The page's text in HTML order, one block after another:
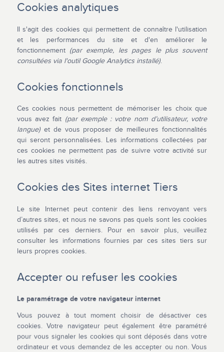
Cookies analytiques
Il s'agit des cookies qui permettent de connaître l'utilisation
et les performances du site et d'en améliorer le
fonctionnement (par exemple, les pages le plus souvent
consultées via l'outil Google Analytics installé).
Cookies fonctionnels
Ces cookies nous permettent de mémoriser les choix que
vous avez fait (par exemple : votre nom d’utilisateur, votre
langue)et de vous proposer de meilleures fonctionnalités
qui seront personnalisées. Les informations collectées par
ces cookies ne permettent pas de suivre votre activité sur
les autres sites visités.
Cookies des Sites internet Tiers
Le site Internet peut contenir des liens renvoyant vers
d’autres sites, et nous ne savons pas quels sont les cookies
utilisés par ces derniers. Pour en savoir plus, veuillez
consulter les informations fournies par ces sites tiers sur
leurs propres cookies.
Accepter ou refuser les cookies
Le paramétrage de votre navigateur internet
Vous pouvez à tout moment choisir de désactiver ces
cookies. Votre navigateur peut également être paramétré
pour vous signaler les cookies qui sont déposés dans votre
ordinateur et vous demandez de les accepter ou non. Vous